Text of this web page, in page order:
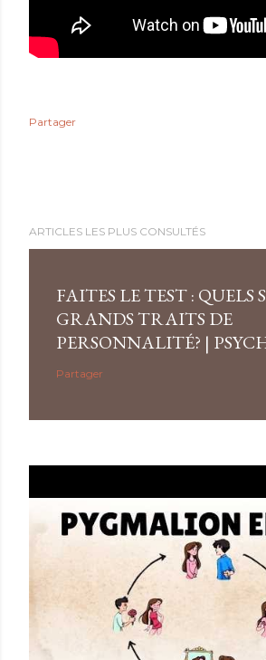
Partager
ARTICLES LES PLUS CONSULTÉS
FAITES LE TEST : QUELS
GRANDS TRAITS DE
PERSONNALITÉ? |
Partager